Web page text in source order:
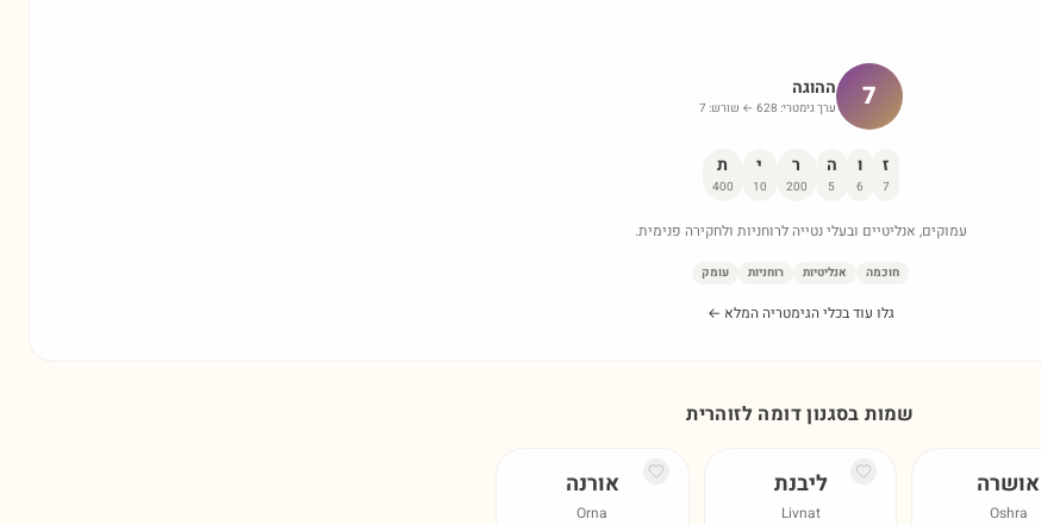
7 ההוגה
ערך גימטרי: 628 ← שורש: 7
ז
7
ו
6
ה
5
ר
200
י
10
ת
400
עמוקים, אנליטיים ובעלי נטייה לרוחניות ולחקירה פנימית.
חוכמה אנליטיות רוחניות עומק
גלו עוד בכלי הגימטריה המלא ←
שמות בסגנון דומה לזוהרית
אושרה
Oshra
ליבנת
Livnat
אורנה
Orna